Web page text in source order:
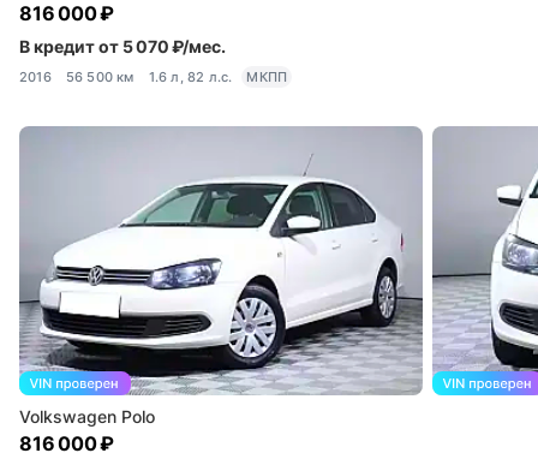
816 000 ₽
В кредит от 5 070 ₽/мес.
2016 56 500 км 1.6 л, 82 л.с. МКПП
Volkswagen Polo
816 000 ₽